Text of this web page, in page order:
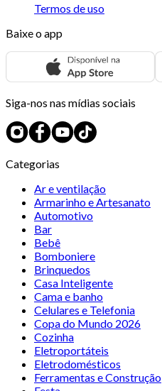
Termos de uso
Baixe o app
Siga-nos nas mídias sociais
Categorias
Ar e ventilação
Armarinho e Artesanato
Automotivo
Bar
Bebê
Bomboniere
Brinquedos
Casa Inteligente
Cama e banho
Celulares e Telefonia
Copa do Mundo 2026
Cozinha
Eletroportáteis
Eletrodomésticos
Ferramentas e Construção